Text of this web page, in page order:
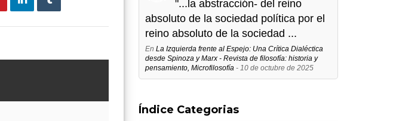
"...la abstracción- del reino
absoluto de la sociedad política por el
reino absoluto de la sociedad ...
En La Izquierda frente al Espejo: Una Crítica Dialéctica
desde Spinoza y Marx - Revista de filosofía: historia y
pensamiento, Microfilosofía - 10 de octubre de 2025
Índice Categorias